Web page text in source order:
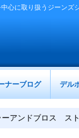
心に取り扱うジーンズ
ナーブログ デル
ーアンドブロス ス